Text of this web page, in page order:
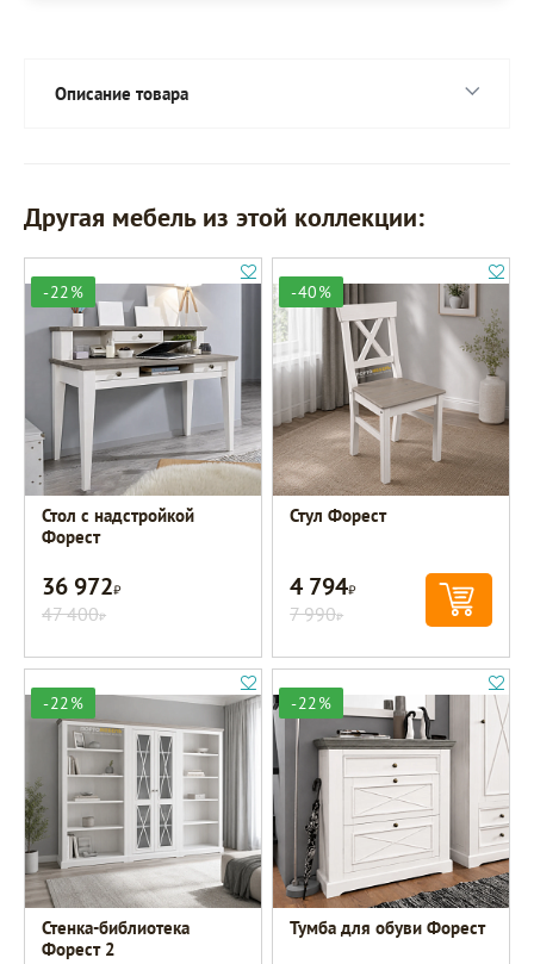
Описание товара
Другая мебель из этой коллекции:
-22%
Стол с надстройкой
Форест
36 972Р
47 400Р
-40%
Стул Форест
4 794Р
7 990Р
-22%
Стенка-библиотека
Форест 2
-22%
Тумба для обуви Форест